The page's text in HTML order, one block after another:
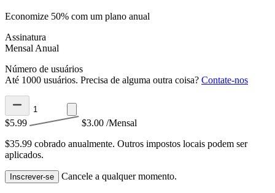
Economize 50% com um plano anual
Assinatura
Mensal Anual
Número de usuários
Até 1000 usuários. Precisa de alguma outra coisa? Contate-nos
$5.99 $3.00 /Mensal
$35.99 cobrado anualmente. Outros impostos locais podem ser
aplicados.
Inscrever-se Cancele a qualquer momento.